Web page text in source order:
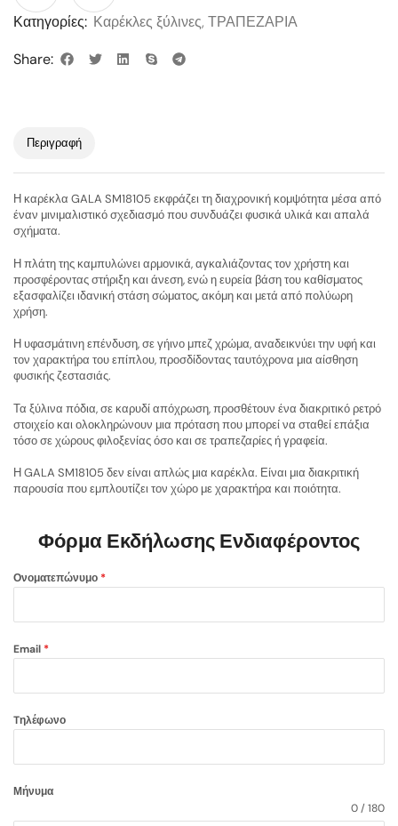
Κατηγορίες: Καρέκλες ξύλινες, ΤΡΑΠΕΖΑΡΙΑ
Share:
Περιγραφή
Η καρέκλα GALA SM18105 εκφράζει τη διαχρονική κομψότητα μέσα από
έναν μινιμαλιστικό σχεδιασμό που συνδυάζει φυσικά υλικά και απαλά
σχήματα.
Η πλάτη της καμπυλώνει αρμονικά, αγκαλιάζοντας τον χρήστη και
προσφέροντας στήριξη και άνεση, ενώ η ευρεία βάση του καθίσματος
εξασφαλίζει ιδανική στάση σώματος, ακόμη και μετά από πολύωρη
χρήση.
Η υφασμάτινη επένδυση, σε γήινο μπεζ χρώμα, αναδεικνύει την υφή και
τον χαρακτήρα του επίπλου, προσδίδοντας ταυτόχρονα μια αίσθηση
φυσικής ζεστασιάς.
Τα ξύλινα πόδια, σε καρυδί απόχρωση, προσθέτουν ένα διακριτικό ρετρό
στοιχείο και ολοκληρώνουν μια πρόταση που μπορεί να σταθεί επάξια
τόσο σε χώρους φιλοξενίας όσο και σε τραπεζαρίες ή γραφεία.
Η GALA SM18105 δεν είναι απλώς μια καρέκλα. Είναι μια διακριτική
παρουσία που εμπλουτίζει τον χώρο με χαρακτήρα και ποιότητα.
Φόρμα Εκδήλωσης Ενδιαφέροντος
Ονοματεπώνυμο *
Email *
Tηλέφωνο
Μήνυμα
0 / 180